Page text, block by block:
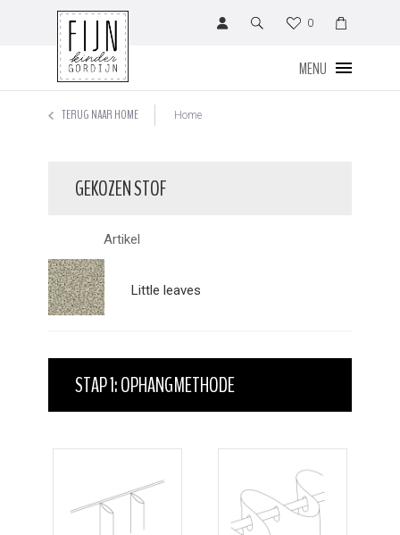
0
MENU
TERUG NAAR HOME Home
GEKOZEN STOF
Artikel
Little leaves
STAP 1: OPHANGMETHODE